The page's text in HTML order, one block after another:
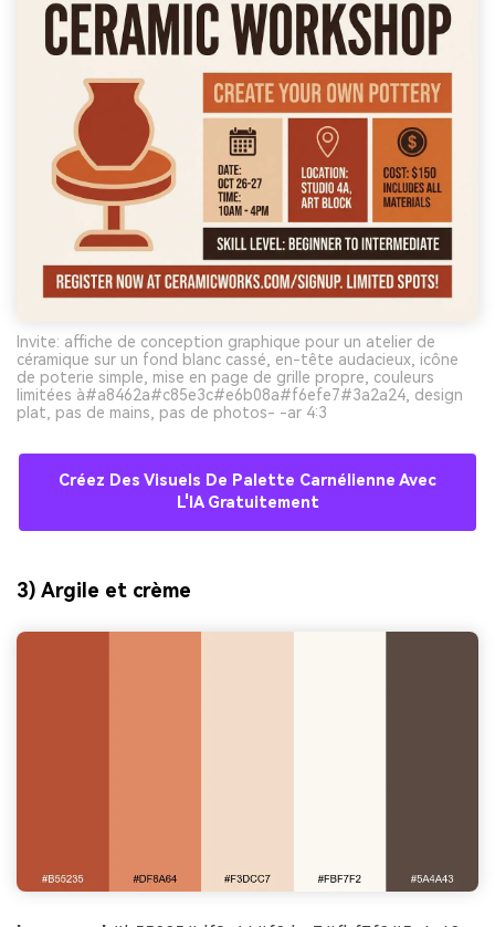
Invite: affiche de conception graphique pour un atelier de
céramique sur un fond blanc cassé, en-tête audacieux, icône
de poterie simple, mise en page de grille propre, couleurs
limitées à#a8462a#c85e3c#e6b08a#f6efe7#3a2a24, design
plat, pas de mains, pas de photos- -ar 4:3
Créez Des Visuels De Palette Carnélienne Avec
L'IA Gratuitement
3) Argile et crème